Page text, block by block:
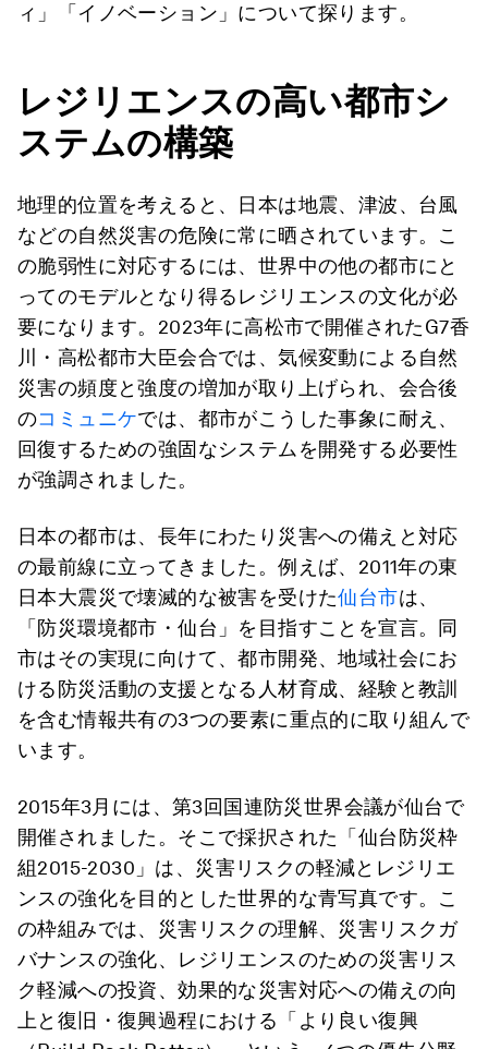
ィ」「イノベーション」について探ります。
レジリエンスの高い都市シ
ステムの構築
地理的位置を考えると、日本は地震、津波、台風
などの自然災害の危険に常に晒されています。こ
の脆弱性に対応するには、世界中の他の都市にと
ってのモデルとなり得るレジリエンスの文化が必
要になります。2023年に高松市で開催されたG7香
川・高松都市大臣会合では、気候変動による自然
災害の頻度と強度の増加が取り上げられ、会合後
のコミュニケでは、都市がこうした事象に耐え、
回復するための強固なシステムを開発する必要性
が強調されました。
日本の都市は、長年にわたり災害への備えと対応
の最前線に立ってきました。例えば、2011年の東
日本大震災で壊滅的な被害を受けた仙台市は、
「防災環境都市・仙台」を目指すことを宣言。同
市はその実現に向けて、都市開発、地域社会にお
ける防災活動の支援となる人材育成、経験と教訓
を含む情報共有の3つの要素に重点的に取り組んで
います。
2015年3月には、第3回国連防災世界会議が仙台で
開催されました。そこで採択された「仙台防災枠
組2015-2030」は、災害リスクの軽減とレジリエ
ンスの強化を目的とした世界的な青写真です。こ
の枠組みでは、災害リスクの理解、災害リスクガ
バナンスの強化、レジリエンスのための災害リス
ク軽減への投資、効果的な災害対応への備えの向
上と復旧・復興過程における「より良い復興